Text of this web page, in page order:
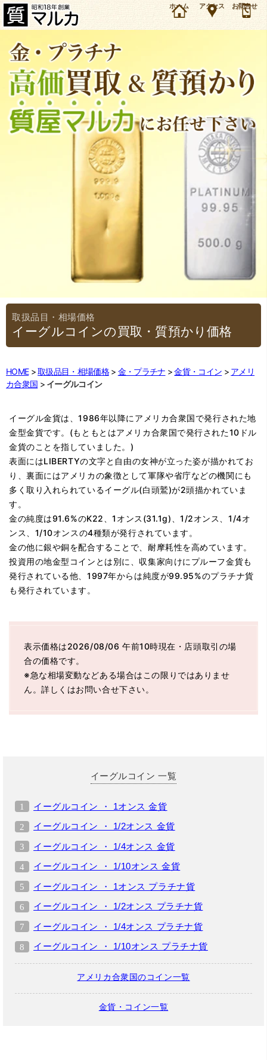
イーグルコイン（アメリカ合衆国）の買取価格、質預かり価格をご案内しています。本日の取
引価格もあわせてご覧ください。金・プラチナ製の金貨・コイン・小判の買取／質は大阪・豊
中の質屋マルカにお任せ下さい！
ホーム アクセス お問合せ
イーグルコインの買取・質預かり価格
HOME 取扱品目・相場価格 金・プラチナ 金貨・コイン
アメリ
カ合衆国
イーグルコイン
イーグル金貨は、1986年以降にアメリカ合衆国で発行された地
金型金貨です。(もともとはアメリカ合衆国で発行された10ドル
金貨のことを指していました。)
表面にはLIBERTYの文字と自由の女神が立った姿が描かれてお
り、裏面にはアメリカの象徴として軍隊や省庁などの機関にも
多く取り入れられているイーグル(白頭鷲)が2頭描かれていま
す。
金の純度は91.6%のK22、1オンス(31.1g)、1/2オンス、1/4オ
ンス、1/10オンスの4種類が発行されています。
金の他に銀や銅を配合することで、耐摩耗性を高めています。
投資用の地金型コインとは別に、収集家向けにプルーフ金貨も
発行されている他、1997年からは純度が99.95%のプラチナ貨
も発行されています。
表示価格は2026/08/06 午前10時現在・店頭取引の場
合の価格です。
※急な相場変動などある場合はこの限りではありませ
ん。詳しくはお問い合せ下さい。
イーグルコイン 一覧
イーグルコイン ・ 1オンス 金貨
イーグルコイン ・ 1/2オンス 金貨
イーグルコイン ・ 1/4オンス 金貨
イーグルコイン ・ 1/10オンス 金貨
イーグルコイン ・ 1オンス プラチナ貨
イーグルコイン ・ 1/2オンス プラチナ貨
イーグルコイン ・ 1/4オンス プラチナ貨
イーグルコイン ・ 1/10オンス プラチナ貨
アメリカ合衆国のコイン一覧
金貨・コイン一覧